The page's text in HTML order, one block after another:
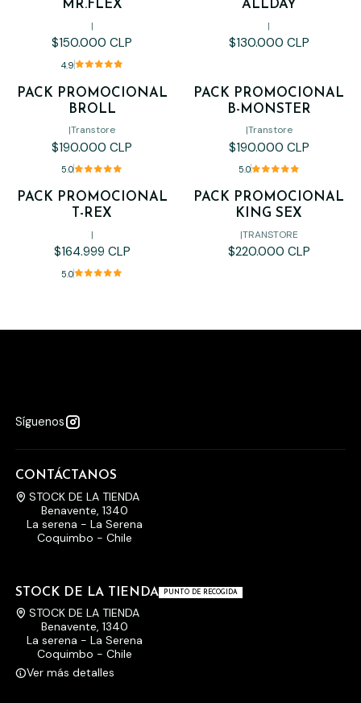
MR.FLEX
|
$150.000 CLP
4.9
ALLDAY
|
$130.000 CLP
PACK PROMOCIONAL
BROLL
|Transtore
$190.000 CLP
5.0
PACK PROMOCIONAL
B-MONSTER
|Transtore
$190.000 CLP
5.0
PACK PROMOCIONAL
T-REX
|
$164.999 CLP
5.0
Agotado
PACK PROMOCIONAL
KING SEX
|TRANSTORE
$220.000 CLP
Síguenos
CONTÁCTANOS
STOCK DE LA TIENDA
Benavente, 1340
La serena - La Serena
Coquimbo - Chile
STOCK DE LA TIENDA PUNTO DE RECOGIDA
STOCK DE LA TIENDA
Benavente, 1340
La serena - La Serena
Coquimbo - Chile
Ver más detalles